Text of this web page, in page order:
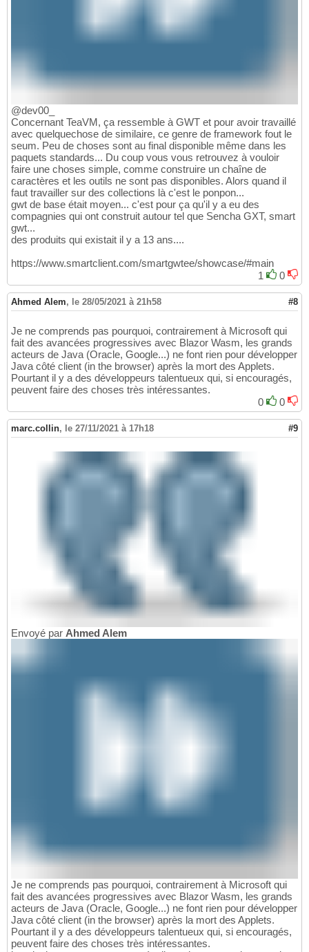
@dev00_
Concernant TeaVM, ça ressemble à GWT et pour avoir travaillé
avec quelquechose de similaire, ce genre de framework fout le
seum. Peu de choses sont au final disponible même dans les
paquets standards... Du coup vous vous retrouvez à vouloir
faire une choses simple, comme construire un chaîne de
caractères et les outils ne sont pas disponibles. Alors quand il
faut travailler sur des collections là c'est le ponpon...
gwt de base était moyen... c'est pour ça qu'il y a eu des
compagnies qui ont construit autour tel que Sencha GXT, smart
gwt...
des produits qui existait il y a 13 ans....
https://www.smartclient.com/smartgwtee/showcase/#main
1
0
Ahmed Alem, le 28/05/2021 à 21h58 #8
Je ne comprends pas pourquoi, contrairement à Microsoft qui
fait des avancées progressives avec Blazor Wasm, les grands
acteurs de Java (Oracle, Google...) ne font rien pour développer
Java côté client (in the browser) après la mort des Applets.
Pourtant il y a des développeurs talentueux qui, si encouragés,
peuvent faire des choses très intéressantes.
0
0
marc.collin, le 27/11/2021 à 17h18 #9
Envoyé par Ahmed Alem
Je ne comprends pas pourquoi, contrairement à Microsoft qui
fait des avancées progressives avec Blazor Wasm, les grands
acteurs de Java (Oracle, Google...) ne font rien pour développer
Java côté client (in the browser) après la mort des Applets.
Pourtant il y a des développeurs talentueux qui, si encouragés,
peuvent faire des choses très intéressantes.